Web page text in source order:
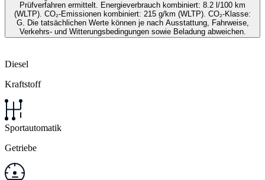
Prüfverfahren ermittelt. Energieverbrauch kombiniert: 8.2 l/100 km
(WLTP). CO₂-Emissionen kombiniert: 215 g/km (WLTP). CO₂-Klasse:
G. Die tatsächlichen Werte können je nach Ausstattung, Fahrweise,
Verkehrs- und Witterungsbedingungen sowie Beladung abweichen.
Diesel
Kraftstoff
Sportautomatik
Getriebe